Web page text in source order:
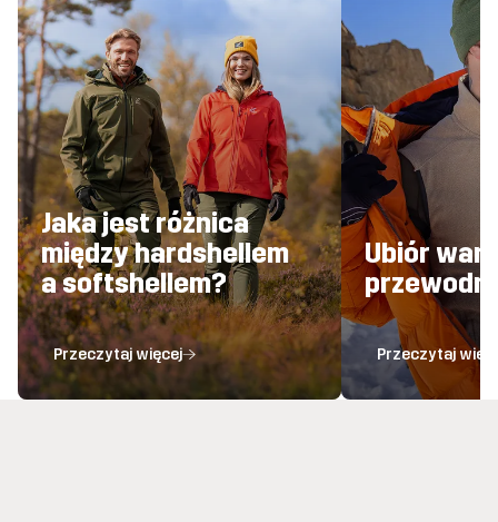
Jaka jest różnica
między hardshellem
a softshellem?
Przeczytaj więcej
Ubiór
Przeczytaj